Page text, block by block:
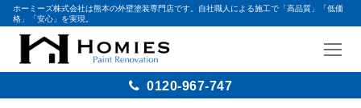
ホーミーズ株式会社は熊本の外壁塗装専門店です。自社職人による施工で「高品質」「低価
格」「安心」を実現。
0120-967-747